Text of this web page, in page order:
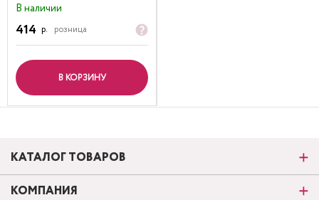
В наличии
414 р. розница
В КОРЗИНУ
КАТАЛОГ ТОВАРОВ
КОМПАНИЯ